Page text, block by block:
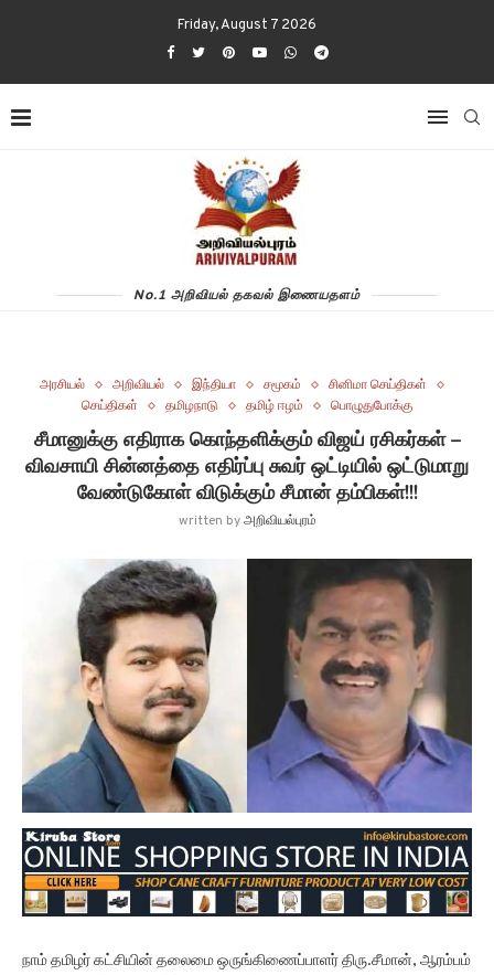
Friday, August 7 2026
No.1 அறிவியல் தகவல் இணையதளம்
அரசியல் அறிவியல் இந்தியா சமூகம்
சினிமா செய்திகள்
செய்திகள்
தமிழநாடு தமிழ் ஈழம் பொழுதுபோக்கு
சீமானுக்கு எதிராக கொந்தளிக்கும் விஜய் ரசிகர்கள் –
விவசாயி சின்னத்தை எதிர்ப்பு சுவர் ஒட்டியில் ஒட்டுமாறு
வேண்டுகோள் விடுக்கும் சீமான் தம்பிகள்!!!
written byஅறிவியல்புரம்
நாம் தமிழர் கட்சியின் தலைமை ஒருங்கிணைப்பாளர் திரு.சீமான், ஆரம்பம்